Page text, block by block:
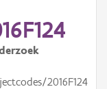
2016F124